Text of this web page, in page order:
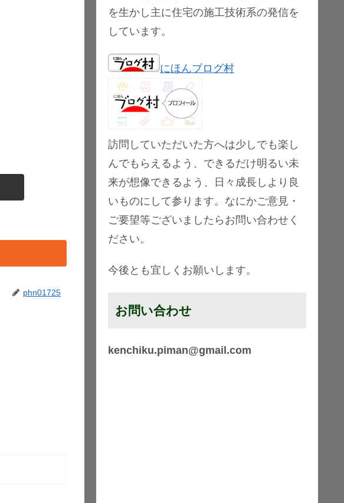
phn01725
を生かし主に住宅の施工技術系の発信を
しています。
にほんブログ村
訪問していただいた方へは少しでも楽し
んでもらえるよう、できるだけ明るい未
来が想像できるよう、日々成長しより良
いものにして参ります。なにかご意見・
ご要望等ございましたらお問い合わせく
ださい。
今後とも宜しくお願いします。
お問い合わせ
kenchiku.piman@gmail.com